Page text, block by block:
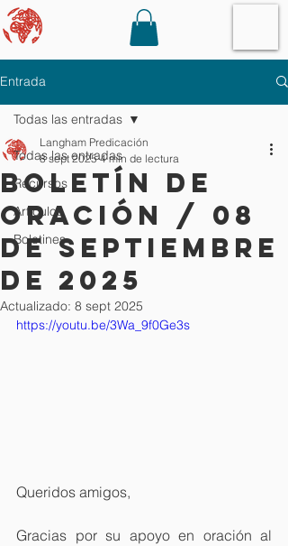
Entrada
Todas las entradas
Recursos
Artículos
Boletines
Todas las entradas
Boletín de
oración / 08
de septiembre
de 2025
Langham Predicación
8 sept 2025 4 min de lectura
Actualizado: 8 sept 2025
https://youtu.be/3Wa_9f0Ge3s
Queridos amigos,
Gracias por su apoyo en oración al